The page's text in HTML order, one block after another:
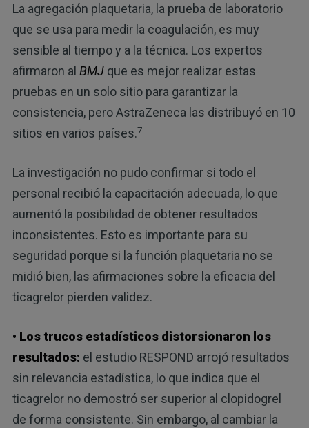
La agregación plaquetaria, la prueba de laboratorio
que se usa para medir la coagulación, es muy
sensible al tiempo y a la técnica. Los expertos
afirmaron al BMJque es mejor realizar estas
pruebas en un solo sitio para garantizar la
consistencia, pero AstraZeneca las distribuyó en 10
sitios en varios países.7
La investigación no pudo confirmar si todo el
personal recibió la capacitación adecuada, lo que
aumentó la posibilidad de obtener resultados
inconsistentes. Esto es importante para su
seguridad porque si la función plaquetaria no se
midió bien, las afirmaciones sobre la eficacia del
ticagrelor pierden validez.
• Los trucos estadísticos distorsionaron los
resultados: el estudio RESPOND arrojó resultados
sin relevancia estadística, lo que indica que el
ticagrelor no demostró ser superior al clopidogrel
de forma consistente. Sin embargo, al cambiar la